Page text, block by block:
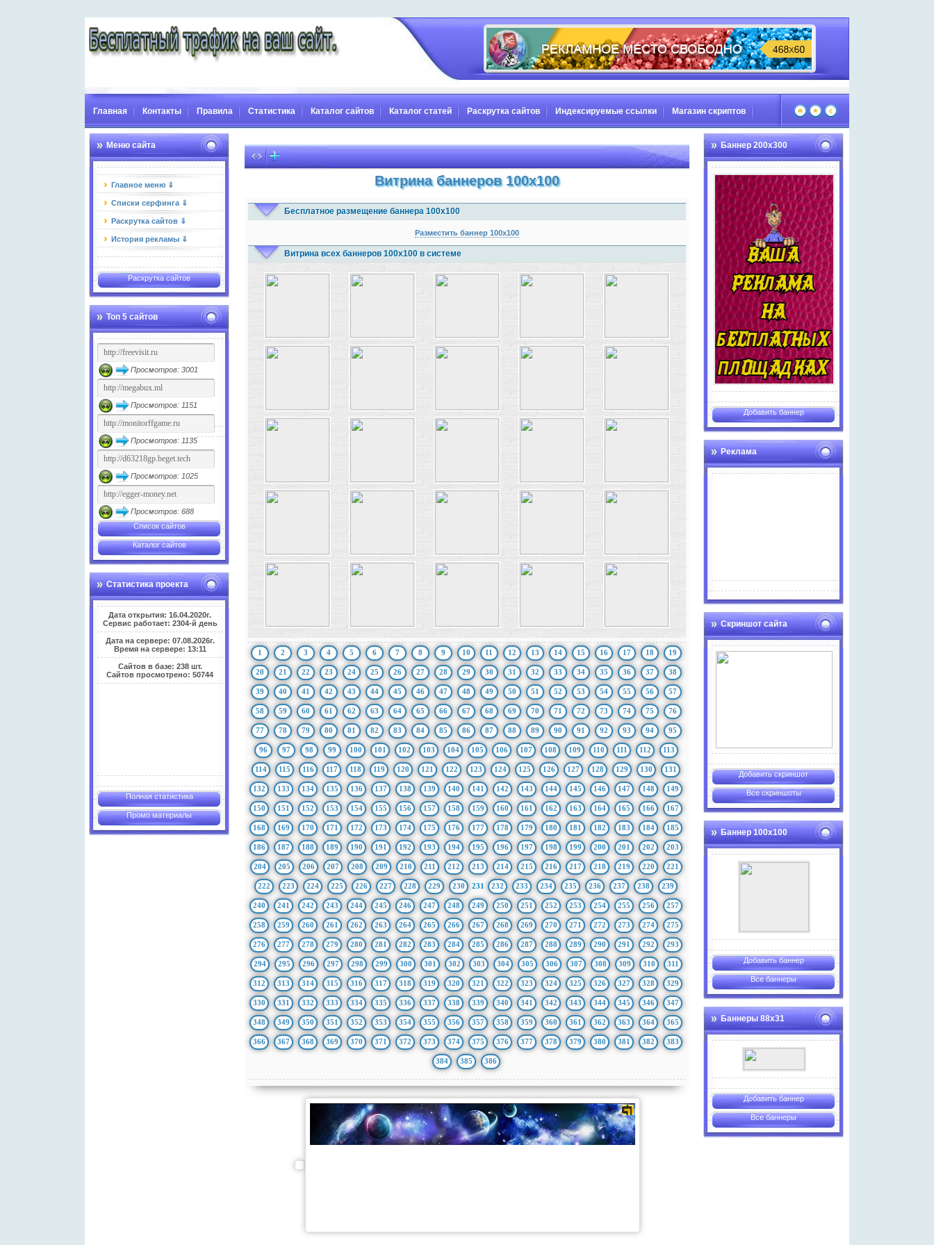
Главная Контакты Правила Статистика Каталог сайтов Каталог статей Раскрутка сайтов Индексируемые ссылки Магазин скриптов
Меню сайта
Главное меню ⇓
Списки серфинга ⇓
Раскрутка сайтов ⇓
История рекламы ⇓
Раскрутка сайтов
Топ 5 сайтов
Просмотров: 3001
Просмотров: 1151
Просмотров: 1135
Просмотров: 1025
Просмотров: 688
Список сайтов
Каталог сайтов
Статистика проекта
Дата открытия: 16.04.2020г.
Сервис работает: 2304-й день
Дата на сервере: 07.08.2026г.
Время на сервере: 13:11
Сайтов в базе: 238 шт.
Сайтов просмотрено: 50744
Полная статистика
Промо материалы
Баннер 200х300
Добавить баннер
Реклама
Скриншот сайта
Добавить скриншот
Все скриншоты
Баннер 100х100
Добавить баннер
Все баннеры
Баннеры 88х31
Добавить баннер
Все баннеры
Витрина баннеров 100x100
Бесплатное размещение баннера 100x100
Разместить баннер 100x100
Витрина всех баннеров 100x100 в системе
1 2 3 4 5 6 7 8 9 10 11 12 13 14 15 16 17 18 19
20 21 22 23 24 25 26 27 28 29 30 31 32 33 34 35 36 37 38
39 40 41 42 43 44 45 46 47 48 49 50 51 52 53 54 55 56 57
58 59 60 61 62 63 64 65 66 67 68 69 70 71 72 73 74 75 76
77 78 79 80 81 82 83 84 85 86 87 88 89 90 91 92 93 94 95
96 97 98 99 100 101 102 103 104 105 106 107 108 109 110 111 112 113
114 115 116 117 118 119 120 121 122 123 124 125 126 127 128 129 130 131
132 133 134 135 136 137 138 139 140 141 142 143 144 145 146 147 148 149
150 151 152 153 154 155 156 157 158 159 160 161 162 163 164 165 166 167
168 169 170 171 172 173 174 175 176 177 178 179 180 181 182 183 184 185
186 187 188 189 190 191 192 193 194 195 196 197 198 199 200 201 202 203
204 205 206 207 208 209 210 211 212 213 214 215 216 217 218 219 220 221
222 223 224 225 226 227 228 229 230 231 232 233 234 235 236 237 238 239
240 241 242 243 244 245 246 247 248 249 250 251 252 253 254 255 256 257
258 259 260 261 262 263 264 265 266 267 268 269 270 271 272 273 274 275
276 277 278 279 280 281 282 283 284 285 286 287 288 289 290 291 292 293
294 295 296 297 298 299 300 301 302 303 304 305 306 307 308 309 310 311
312 313 314 315 316 317 318 319 320 321 322 323 324 325 326 327 328 329
330 331 332 333 334 335 336 337 338 339 340 341 342 343 344 345 346 347
348 349 350 351 352 353 354 355 356 357 358 359 360 361 362 363 364 365
366 367 368 369 370 371 372 373 374 375 376 377 378 379 380 381 382 383
384 385 386